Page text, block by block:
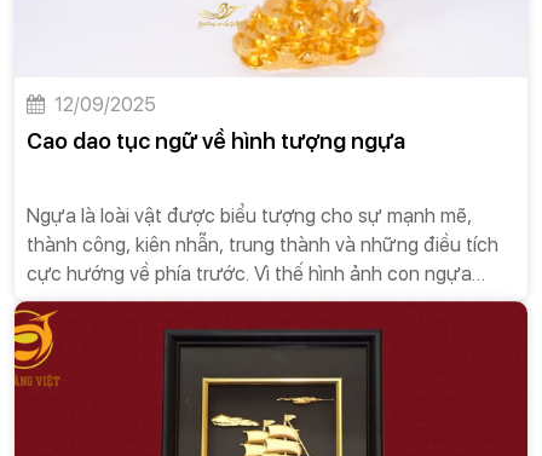
12/09/2025
Cao dao tục ngữ về hình tượng ngựa
Ngựa là loài vật được biểu tượng cho sự mạnh mẽ,
thành công, kiên nhẫn, trung thành và những điều tích
cực hướng về phía trước. Vì thế hình ảnh con ngựa
mang một ý nghĩa tinh thần rất phong phú và được văn
hóa dân tộc ta đón nhận một cách tích cực.